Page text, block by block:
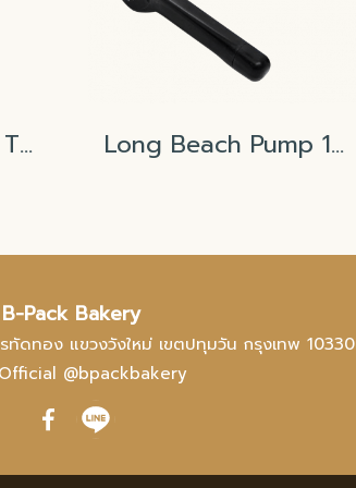
LongBeach Puree Thai Tea Long Beach Pump 15ml
B-Pack Bakery
ดทอง แขวงวังใหม่ เขตปทุมวัน กรุงเทพ 10330
@bpackbakery